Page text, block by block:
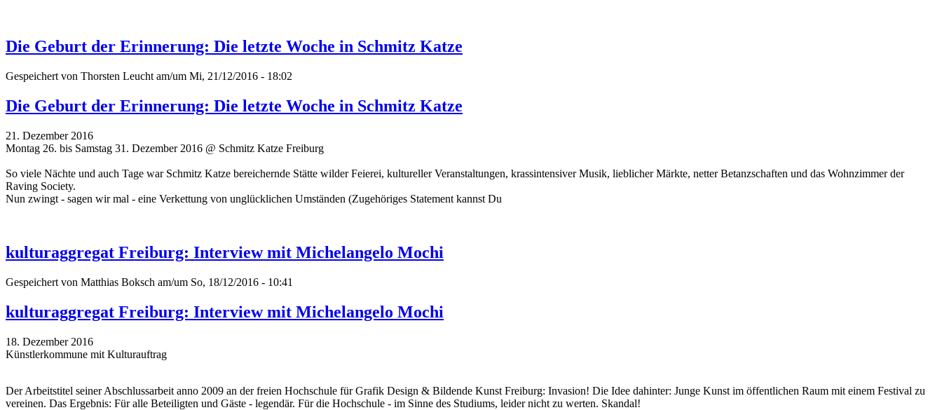
Die Geburt der Erinnerung: Die letzte Woche in Schmitz Katze
Gespeichert von Thorsten Leucht am/um Mi, 21/12/2016 - 18:02
Die Geburt der Erinnerung: Die letzte Woche in Schmitz Katze
21. Dezember 2016
Montag 26. bis Samstag 31. Dezember 2016 @ Schmitz Katze Freiburg
So viele Nächte und auch Tage war Schmitz Katze bereichernde Stätte wilder Feierei, kultureller Veranstaltungen, krassintensiver Musik, lieblicher Märkte, netter Betanzschaften und das Wohnzimmer der
Raving Society.
Nun zwingt - sagen wir mal - eine Verkettung von unglücklichen Umständen (Zugehöriges Statement kannst Du
kulturaggregat Freiburg: Interview mit Michelangelo Mochi
Gespeichert von Matthias Boksch am/um So, 18/12/2016 - 10:41
kulturaggregat Freiburg: Interview mit Michelangelo Mochi
18. Dezember 2016
Künstlerkommune mit Kulturauftrag
Der Arbeitstitel seiner Abschlussarbeit anno 2009 an der freien Hochschule für Grafik Design & Bildende Kunst Freiburg: Invasion! Die Idee dahinter: Junge Kunst im öffentlichen Raum mit einem Festival zu
vereinen. Das Ergebnis: Für alle Beteiligten und Gäste - legendär. Für die Hochschule - im Sinne des Studiums, leider nicht zu werten. Skandal!